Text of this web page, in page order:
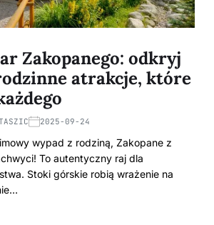
Zakopanego: odkryj
atrakcje, które
2025-09-24
wypad z rodziną, Zakopane z
To autentyczny raj dla
Stoki górskie robią wrażenie na